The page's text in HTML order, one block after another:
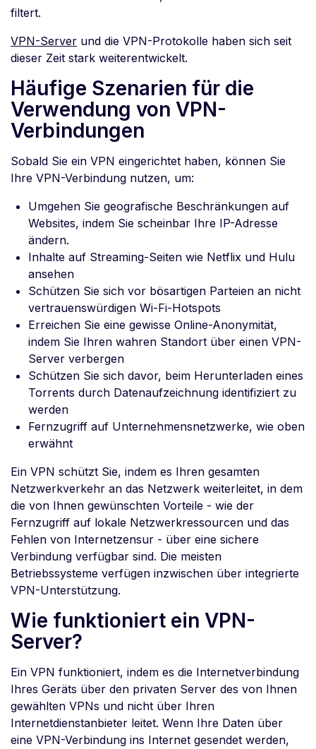
filtert.
VPN-Server und die VPN-Protokolle haben sich seit
dieser Zeit stark weiterentwickelt.
Häufige Szenarien für die
Verwendung von VPN-
Verbindungen
Sobald Sie ein VPN eingerichtet haben, können Sie
Ihre VPN-Verbindung nutzen, um:
Umgehen Sie geografische Beschränkungen auf
Websites, indem Sie scheinbar Ihre IP-Adresse
ändern.
Inhalte auf Streaming-Seiten wie Netflix und Hulu
ansehen
Schützen Sie sich vor bösartigen Parteien an nicht
vertrauenswürdigen Wi-Fi-Hotspots
Erreichen Sie eine gewisse Online-Anonymität,
indem Sie Ihren wahren Standort über einen VPN-
Server verbergen
Schützen Sie sich davor, beim Herunterladen eines
Torrents durch Datenaufzeichnung identifiziert zu
werden
Fernzugriff auf Unternehmensnetzwerke, wie oben
erwähnt
Ein VPN schützt Sie, indem es Ihren gesamten
Netzwerkverkehr an das Netzwerk weiterleitet, in dem
die von Ihnen gewünschten Vorteile - wie der
Fernzugriff auf lokale Netzwerkressourcen und das
Fehlen von Internetzensur - über eine sichere
Verbindung verfügbar sind. Die meisten
Betriebssysteme verfügen inzwischen über integrierte
VPN-Unterstützung.
Wie funktioniert ein VPN-
Server?
Ein VPN funktioniert, indem es die Internetverbindung
Ihres Geräts über den privaten Server des von Ihnen
gewählten VPNs und nicht über Ihren
Internetdienstanbieter leitet. Wenn Ihre Daten über
eine VPN-Verbindung ins Internet gesendet werden,